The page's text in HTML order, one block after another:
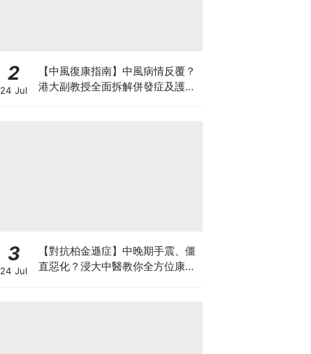
2
24 Jul
【中風復康指南】中風病情反覆？
港大副教授全面拆解併發症及護理
3
24 Jul
【對抗柏金遜症】中晚期手震、僵
直惡化？浸大中醫教你全方位康復